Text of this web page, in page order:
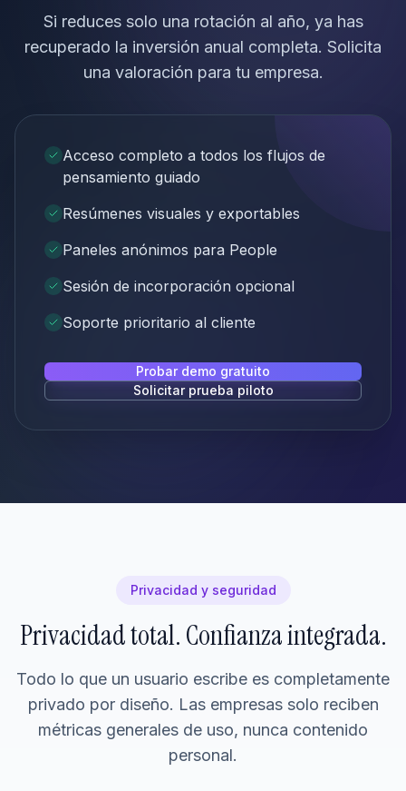
Si reduces solo una rotación al año, ya has
recuperado la inversión anual completa. Solicita
una valoración para tu empresa.
Acceso completo a todos los flujos de
pensamiento guiado
Resúmenes visuales y exportables
Paneles anónimos para People
Sesión de incorporación opcional
Soporte prioritario al cliente
Probar demo gratuito
Solicitar prueba piloto
Privacidad y seguridad
Privacidad total. Confianza integrada.
Todo lo que un usuario escribe es completamente
privado por diseño. Las empresas solo reciben
métricas generales de uso, nunca contenido
personal.